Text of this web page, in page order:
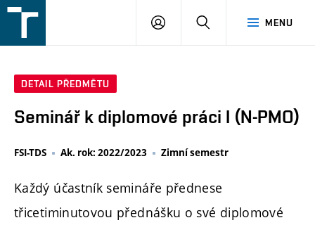
v
MENU
PŘIHLÁŠENÍ
DETAIL PŘEDMĚTU
Seminář k diplomové práci I (N-PMO)
FSI-TDS Ak. rok: 2022/2023 Zimní semestr
Každý účastník semináře přednese
třicetiminutovou přednášku o své diplomové